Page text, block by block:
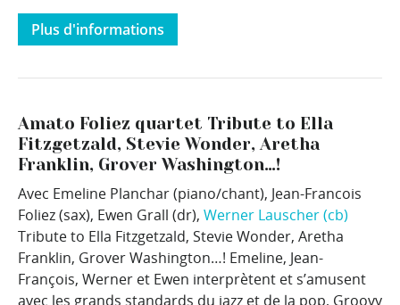
Plus d'informations
Amato Foliez quartet Tribute to Ella
Fitzgetzald, Stevie Wonder, Aretha
Franklin, Grover Washington…!
Avec Emeline Planchar (piano/chant), Jean-Francois
Foliez (sax), Ewen Grall (dr), Werner Lauscher (cb)
Tribute to Ella Fitzgetzald, Stevie Wonder, Aretha
Franklin, Grover Washington…! Emeline, Jean-
François, Werner et Ewen interprètent et s’amusent
avec les grands standards du jazz et de la pop, Groovy